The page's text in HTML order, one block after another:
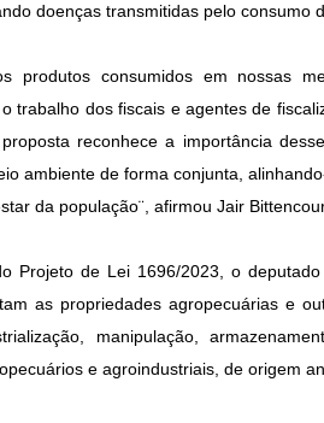
doenças transmitidas pelo consumo
produtos consumidos em nossas
trabalho dos fiscais e agentes de
reconhece a importância
ambiente de forma conjunta,
da população¨, afirmou Jair
Projeto de Lei 1696/2023, o
as propriedades agropecuárias e
manipulação,
e agroindustriais, de origem